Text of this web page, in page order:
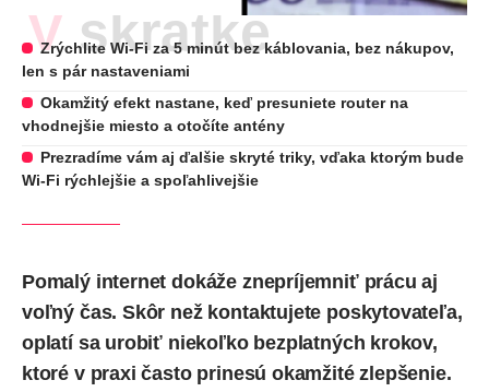
V skratke
Zrýchlite Wi‑Fi za 5 minút bez káblovania, bez nákupov,
len s pár nastaveniami
Okamžitý efekt nastane, keď presuniete router na
vhodnejšie miesto a otočíte antény
Prezradíme vám aj ďalšie skryté triky, vďaka ktorým bude
Wi-Fi rýchlejšie a spoľahlivejšie
Pomalý internet dokáže znepríjemniť prácu aj
voľný čas. Skôr než kontaktujete poskytovateľa,
oplatí sa urobiť niekoľko bezplatných krokov,
ktoré v praxi často prinesú okamžité zlepšenie.